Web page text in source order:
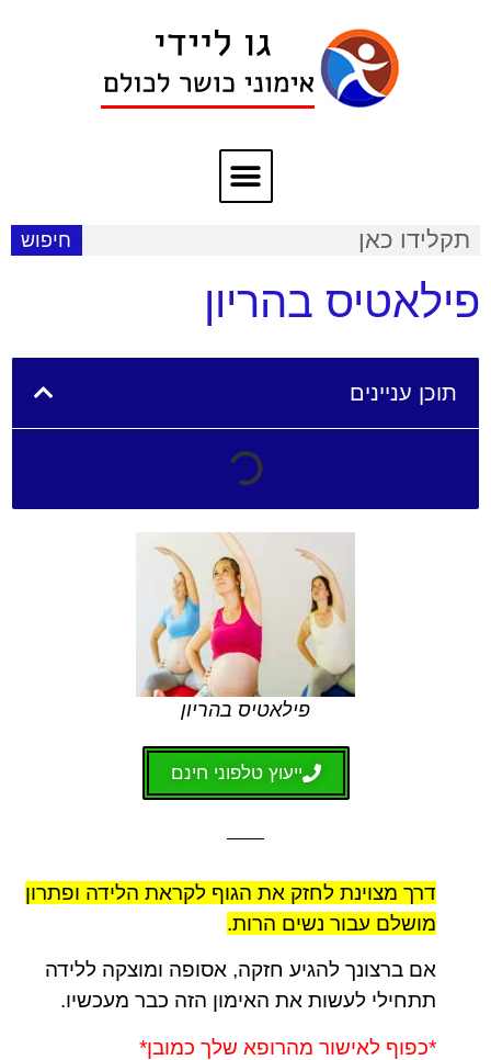
חיפוש
פילאטיס בהריון
תוכן עניינים
פילאטיס בהריון
ייעוץ טלפוני חינם
דרך מצוינת לחזק את הגוף לקראת הלידה ופתרון
מושלם עבור נשים הרות.
אם ברצונך להגיע חזקה, אסופה ומוצקה ללידה
תתחילי לעשות את האימון הזה כבר מעכשיו.
*כפוף לאישור מהרופא שלך כמובן*